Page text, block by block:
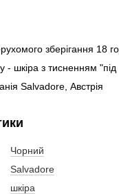
зберігання 18
- шкіра з тисненням
Salvadore, Австрія
Чорний
Salvadore
шкіра